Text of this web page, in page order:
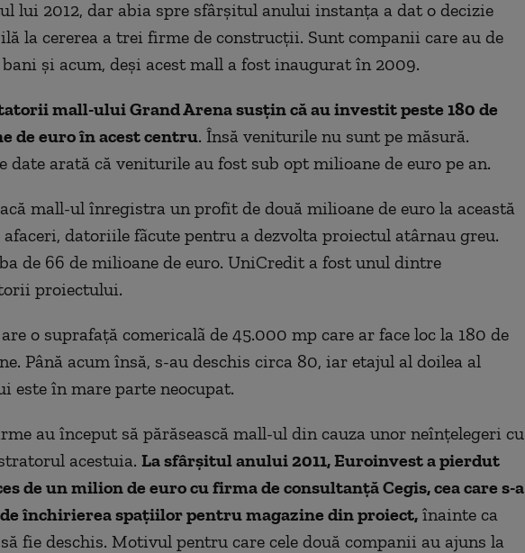
lui 2012, dar abia spre sfârșitul anului instanța a dat o decizie
la cererea a trei firme de construcții. Sunt companii care au de
și acum, deși acest mall a fost inaugurat în 2009.
mall-ului Grand Arena susțin că au investit peste 180 de
de euro în acest centru. Însă veniturile nu sunt pe măsură.
date arată că veniturile au fost sub opt milioane de euro pe an.
mall-ul înregistra un profit de două milioane de euro la această
datoriile fãcute pentru a dezvolta proiectul atârnau greu.
de 66 de milioane de euro. UniCredit a fost unul dintre
proiectului.
o suprafață comericalã de 45.000 mp care ar face loc la 180 de
Până acum însă, s-au deschis circa 80, iar etajul al doilea al
este în mare parte neocupat.
au început să părăsească mall-ul din cauza unor neînțelegeri cu
acestuia. La sfârșitul anului 2011, Euroinvest a pierdut
de un milion de euro cu firma de consultanță Cegis, cea care s-a
închirierea spațiilor pentru magazine din proiect,înainte ca
fie deschis. Motivul pentru care cele două companii au ajuns la